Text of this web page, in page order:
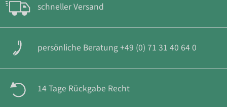
schneller Versand
persönliche Beratung +49 (0) 71 31 40 64 0
14 Tage Rückgabe Recht